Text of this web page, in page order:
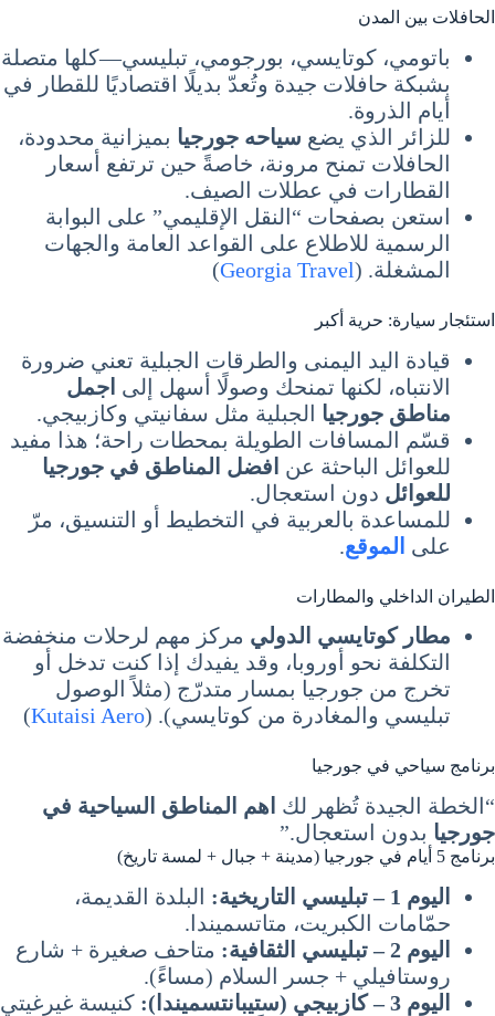
الحافلات بين المدن
باتومي، كوتايسي، بورجومي، تبليسي—كلها متصلة
بشبكة حافلات جيدة وتُعدّ بديلًا اقتصاديًا للقطار في
أيام الذروة.
للزائر الذي يضع سياحه جورجيا بميزانية محدودة،
الحافلات تمنح مرونة، خاصةً حين ترتفع أسعار
القطارات في عطلات الصيف.
استعن بصفحات “النقل الإقليمي” على البوابة
الرسمية للاطلاع على القواعد العامة والجهات
المشغلة. (Georgia Travel
)
استئجار سيارة: حرية أكبر
قيادة اليد اليمنى والطرقات الجبلية تعني ضرورة
الانتباه، لكنها تمنحك وصولًا أسهل إلى اجمل
مناطق جورجيا الجبلية مثل سفانيتي وكازبيجي.
قسّم المسافات الطويلة بمحطات راحة؛ هذا مفيد
للعوائل الباحثة عن افضل المناطق في جورجيا
للعوائل دون استعجال.
للمساعدة بالعربية في التخطيط أو التنسيق، مرّ
على الموقع.
الطيران الداخلي والمطارات
مطار كوتايسي الدولي مركز مهم لرحلات منخفضة
التكلفة نحو أوروبا، وقد يفيدك إذا كنت تدخل أو
تخرج من جورجيا بمسار متدرّج (مثلاً الوصول
تبليسي والمغادرة من كوتايسي). (Kutaisi Aero
)
برنامج سياحي في جورجيا
“الخطة الجيدة تُظهر لك اهم المناطق السياحية في
جورجيا بدون استعجال.”
برنامج 5 أيام في جورجيا (مدينة + جبال + لمسة تاريخ)
اليوم 1 – تبليسي التاريخية:
البلدة القديمة،
حمّامات الكبريت، متاتسميندا.
اليوم 2 – تبليسي الثقافية:
متاحف صغيرة + شارع
روستافيلي + جسر السلام (مساءً).
اليوم 3 – كازبيجي (ستيبانتسميندا):
كنيسة غيرغيتي